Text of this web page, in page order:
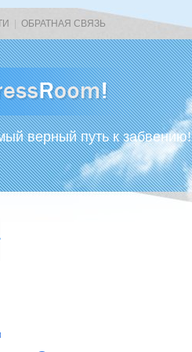
ОБРАТНАЯ СВЯЗЬ
верный путь к